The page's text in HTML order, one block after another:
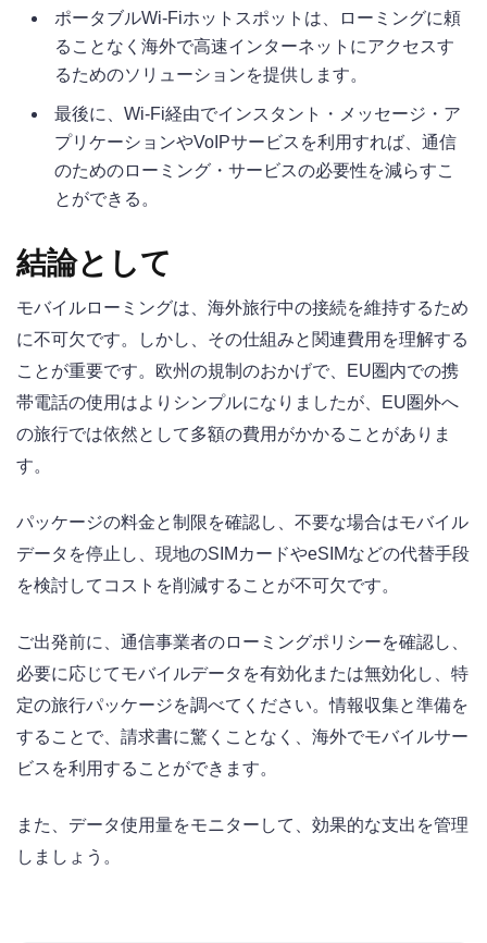
ポータブルWi-Fiホットスポットは、ローミングに頼
ることなく海外で高速インターネットにアクセスす
るためのソリューションを提供します。
最後に、Wi-Fi経由でインスタント・メッセージ・ア
プリケーションやVoIPサービスを利用すれば、通信
のためのローミング・サービスの必要性を減らすこ
とができる。
結論として
モバイルローミングは、海外旅行中の接続を維持するため
に不可欠です。しかし、その仕組みと関連費用を理解する
ことが重要です。欧州の規制のおかげで、EU圏内での携
帯電話の使用はよりシンプルになりましたが、EU圏外へ
の旅行では依然として多額の費用がかかることがありま
す。
パッケージの料金と制限を確認し、不要な場合はモバイル
データを停止し、現地のSIMカードやeSIMなどの代替手段
を検討してコストを削減することが不可欠です。
ご出発前に、通信事業者のローミングポリシーを確認し、
必要に応じてモバイルデータを有効化または無効化し、特
定の旅行パッケージを調べてください。情報収集と準備を
することで、請求書に驚くことなく、海外でモバイルサー
ビスを利用することができます。
また、データ使用量をモニターして、効果的な支出を管理
しましょう。